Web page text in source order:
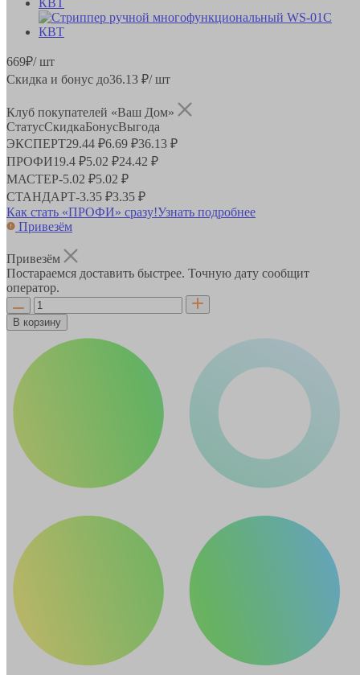
669₽/ шт
Скидка и бонус до36.13 ₽/ шт
Клуб покупателей «Ваш Дом»
СтатусСкидкаБонусВыгода
ЭКСПЕРТ29.44 ₽6.69 ₽36.13 ₽
ПРОФИ19.4 ₽5.02 ₽24.42 ₽
МАСТЕР-5.02 ₽5.02 ₽
СТАНДАРТ-3.35 ₽3.35 ₽
Как стать «ПРОФИ» сразу!Узнать подробнее
Привезём
Привезём
Постараемся доставить быстрее. Точную дату сообщит
оператор.
В корзину